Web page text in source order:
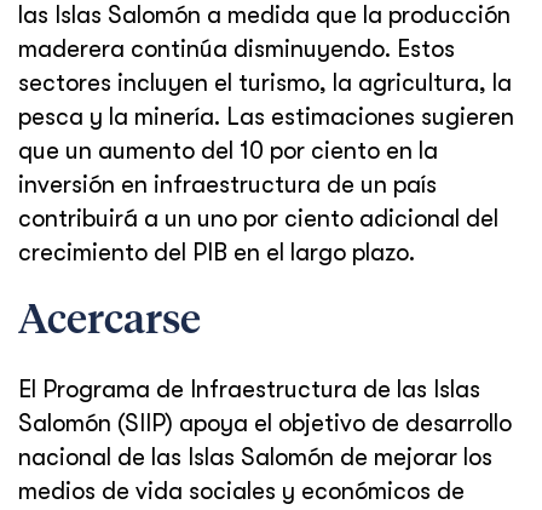
las Islas Salomón a medida que la producción
maderera continúa disminuyendo. Estos
sectores incluyen el turismo, la agricultura, la
pesca y la minería. Las estimaciones sugieren
que un aumento del 10 por ciento en la
inversión en infraestructura de un país
contribuirá a un uno por ciento adicional del
crecimiento del PIB en el largo plazo.
Acercarse
El Programa de Infraestructura de las Islas
Salomón (SIIP) apoya el objetivo de desarrollo
nacional de las Islas Salomón de mejorar los
medios de vida sociales y económicos de